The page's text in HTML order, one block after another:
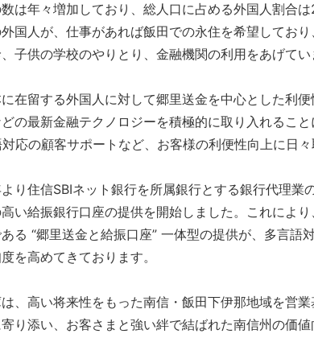
は年々増加しており、総人口に占める外国人割合
国人が、仕事があれば飯田での永住を希望してお
子供の学校のやりとり、金融機関の利用をあげてい
在留する外国人に対して郷里送金を中心とした利
の最新金融テクノロジーを積極的に取り入れるこ
応の顧客サポートなど、お客様の利便性向上に日々
り住信SBIネット銀行を所属銀行とする銀行代理
い給振銀行口座の提供を開始しました。これによ
る “郷里送金と給振口座” 一体型の提供が、多言
を高めてきております。
、高い将来性をもった南信・飯田下伊那地域を営
り添い、お客さまと強い絆で結ばれた南信州の価